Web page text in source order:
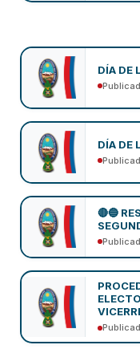
DÍA DE
DÍA DE
🔴🔵